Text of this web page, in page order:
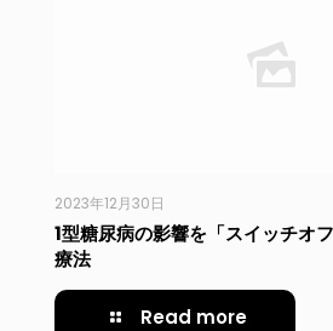
2023年12月30日
1型糖尿病の影響を「スイッチオ
療法
Read more